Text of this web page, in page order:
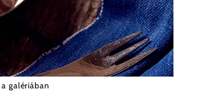
galériában